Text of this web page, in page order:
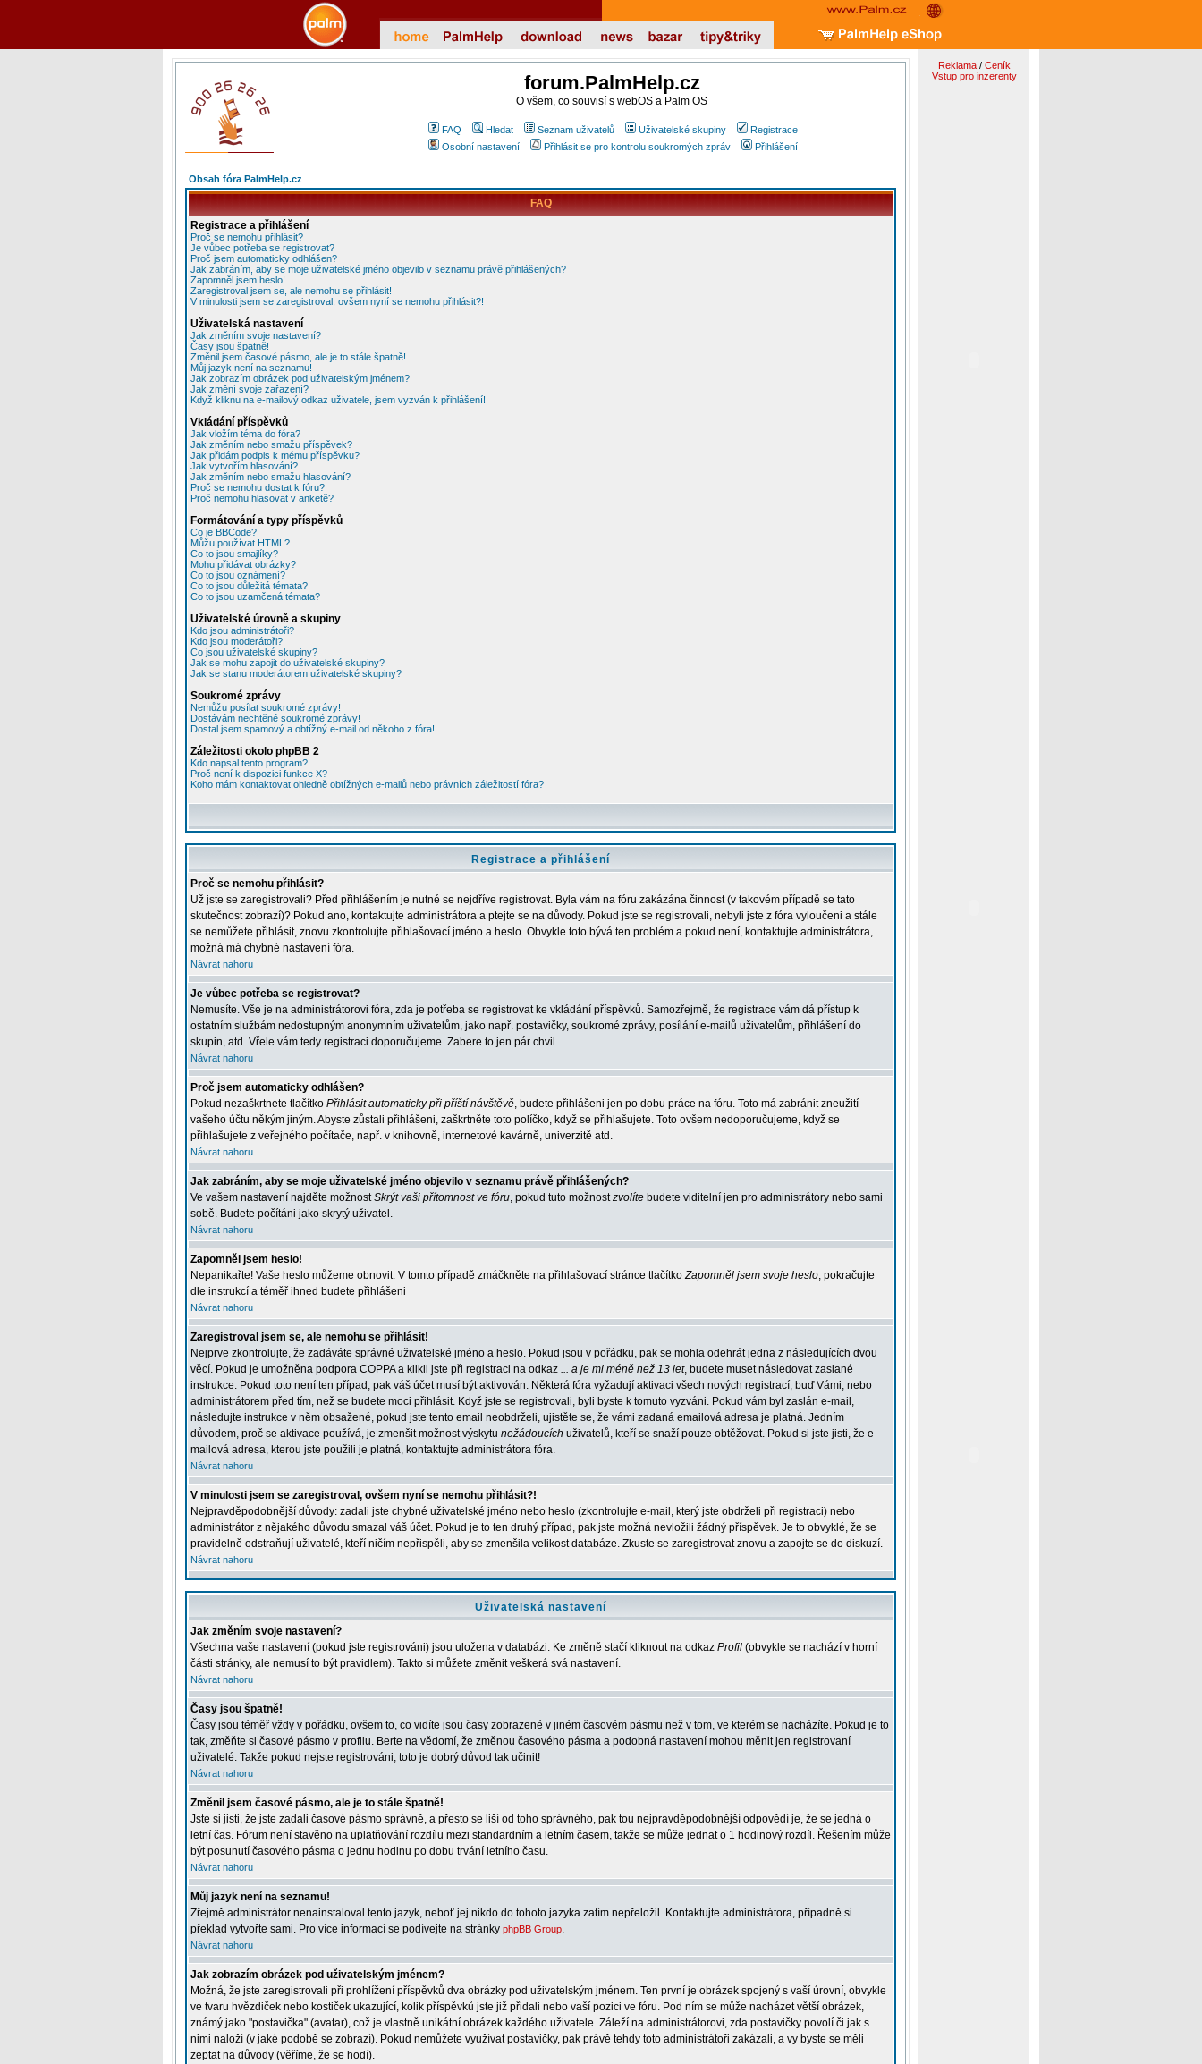
forum.PalmHelp.cz
O všem, co souvisí s webOS a Palm OS
FAQ Hledat Seznam uživatelů Uživatelské skupiny
Registrace
Osobní nastavení
Přihlásit se pro kontrolu soukromých zpráv Přihlášení
Obsah fóra PalmHelp.cz
FAQ
Registrace a přihlášení
Proč se nemohu přihlásit?
Je vůbec potřeba se registrovat?
Proč jsem automaticky odhlášen?
Jak zabráním, aby se moje uživatelské jméno objevilo v seznamu právě přihlášených?
Zapomněl jsem heslo!
Zaregistroval jsem se, ale nemohu se přihlásit!
V minulosti jsem se zaregistroval, ovšem nyní se nemohu přihlásit?!
Uživatelská nastavení
Jak změním svoje nastavení?
Časy jsou špatně!
Změnil jsem časové pásmo, ale je to stále špatně!
Můj jazyk není na seznamu!
Jak zobrazím obrázek pod uživatelským jménem?
Jak změní svoje zařazení?
Když kliknu na e-mailový odkaz uživatele, jsem vyzván k přihlášení!
Vkládání příspěvků
Jak vložím téma do fóra?
Jak změním nebo smažu příspěvek?
Jak přidám podpis k mému příspěvku?
Jak vytvořím hlasování?
Jak změním nebo smažu hlasování?
Proč se nemohu dostat k fóru?
Proč nemohu hlasovat v anketě?
Formátování a typy příspěvků
Co je BBCode?
Můžu používat HTML?
Co to jsou smajlíky?
Mohu přidávat obrázky?
Co to jsou oznámení?
Co to jsou důležitá témata?
Co to jsou uzamčená témata?
Uživatelské úrovně a skupiny
Kdo jsou administrátoři?
Kdo jsou moderátoři?
Co jsou uživatelské skupiny?
Jak se mohu zapojit do uživatelské skupiny?
Jak se stanu moderátorem uživatelské skupiny?
Soukromé zprávy
Nemůžu posílat soukromé zprávy!
Dostávám nechtěné soukromé zprávy!
Dostal jsem spamový a obtížný e-mail od někoho z fóra!
Záležitosti okolo phpBB 2
Kdo napsal tento program?
Proč není k dispozici funkce X?
Koho mám kontaktovat ohledně obtížných e-mailů nebo právních záležitostí fóra?
Registrace a přihlášení
Proč se nemohu přihlásit?
Už jste se zaregistrovali? Před přihlášením je nutné se nejdříve registrovat. Byla vám na fóru zakázána činnost (v takovém případě se tato
skutečnost zobrazí)? Pokud ano, kontaktujte administrátora a ptejte se na důvody. Pokud jste se registrovali, nebyli jste z fóra vyloučeni a stále
se nemůžete přihlásit, znovu zkontrolujte přihlašovací jméno a heslo. Obvykle toto bývá ten problém a pokud není, kontaktujte administrátora,
možná má chybné nastavení fóra.
Návrat nahoru
Je vůbec potřeba se registrovat?
Nemusíte. Vše je na administrátorovi fóra, zda je potřeba se registrovat ke vkládání příspěvků. Samozřejmě, že registrace vám dá přístup k
ostatním službám nedostupným anonymním uživatelům, jako např. postavičky, soukromé zprávy, posílání e-mailů uživatelům, přihlášení do
skupin, atd. Vřele vám tedy registraci doporučujeme. Zabere to jen pár chvil.
Návrat nahoru
Proč jsem automaticky odhlášen?
Pokud nezaškrtnete tlačítko Přihlásit automaticky při příští návštěvě, budete přihlášeni jen po dobu práce na fóru. Toto má zabránit zneužití
vašeho účtu někým jiným. Abyste zůstali přihlášeni, zaškrtněte toto políčko, když se přihlašujete. Toto ovšem nedoporučujeme, když se
přihlašujete z veřejného počítače, např. v knihovně, internetové kavárně, univerzitě atd.
Návrat nahoru
Jak zabráním, aby se moje uživatelské jméno objevilo v seznamu právě přihlášených?
Ve vašem nastavení najděte možnostSkrýt vaši přítomnost ve fóru, pokud tuto možnostzvolíte budete viditelní jen pro administrátory nebo sami
sobě. Budete počítáni jako skrytý uživatel.
Návrat nahoru
Zapomněl jsem heslo!
Nepanikařte! Vaše heslo můžeme obnovit. V tomto případě zmáčkněte na přihlašovací stránce tlačítkoZapomněl jsem svoje heslo, pokračujte
dle instrukcí a téměř ihned budete přihlášeni
Návrat nahoru
Zaregistroval jsem se, ale nemohu se přihlásit!
Nejprve zkontrolujte, že zadáváte správné uživatelské jméno a heslo. Pokud jsou v pořádku, pak se mohla odehrát jedna z následujících dvou
věcí. Pokud je umožněna podpora COPPA a klikli jste při registraci na odkaz ... a je mi méně než 13 let, budete muset následovat zaslané
instrukce. Pokud toto není ten případ, pak váš účet musí být aktivován. Některá fóra vyžadují aktivaci všech nových registrací, buď Vámi, nebo
administrátorem před tím, než se budete moci přihlásit. Když jste se registrovali, byli byste k tomuto vyzváni. Pokud vám byl zaslán e-mail,
následujte instrukce v něm obsažené, pokud jste tento email neobdrželi, ujistěte se, že vámi zadaná emailová adresa je platná. Jedním
důvodem, proč se aktivace používá, je zmenšit možnost výskytu nežádoucích uživatelů, kteří se snaží pouze obtěžovat. Pokud si jste jisti, že e-
mailová adresa, kterou jste použili je platná, kontaktujte administrátora fóra.
Návrat nahoru
V minulosti jsem se zaregistroval, ovšem nyní se nemohu přihlásit?!
Nejpravděpodobnější důvody: zadali jste chybné uživatelské jméno nebo heslo (zkontrolujte e-mail, který jste obdrželi při registraci) nebo
administrátor z nějakého důvodu smazal váš účet. Pokud je to ten druhý případ, pak jste možná nevložili žádný příspěvek. Je to obvyklé, že se
pravidelně odstraňují uživatelé, kteří ničím nepřispěli, aby se zmenšila velikost databáze. Zkuste se zaregistrovat znovu a zapojte se do diskuzí.
Návrat nahoru
Uživatelská nastavení
Jak změním svoje nastavení?
Všechna vaše nastavení (pokud jste registrováni) jsou uložena v databázi. Ke změně stačí kliknout na odkaz Profil (obvykle se nachází v horní
části stránky, ale nemusí to být pravidlem). Takto si můžete změnit veškerá svá nastavení.
Návrat nahoru
Časy jsou špatně!
Časy jsou téměř vždy v pořádku, ovšem to, co vidíte jsou časy zobrazené v jiném časovém pásmu než v tom, ve kterém se nacházíte. Pokud je to
tak, změňte si časové pásmo v profilu. Berte na vědomí, že změnou časového pásma a podobná nastavení mohou měnit jen registrovaní
uživatelé. Takže pokud nejste registrováni, toto je dobrý důvod tak učinit!
Návrat nahoru
Změnil jsem časové pásmo, ale je to stále špatně!
Jste si jisti, že jste zadali časové pásmo správně, a přesto se liší od toho správného, pak tou nejpravděpodobnější odpovědí je, že se jedná o
letní čas. Fórum není stavěno na uplatňování rozdílu mezi standardním a letním časem, takže se může jednat o 1 hodinový rozdíl. Řešením může
být posunutí časového pásma o jednu hodinu po dobu trvání letního času.
Návrat nahoru
Můj jazyk není na seznamu!
Zřejmě administrátor nenainstaloval tento jazyk, neboť jej nikdo do tohoto jazyka zatím nepřeložil. Kontaktujte administrátora, případně si
překlad vytvořte sami. Pro více informací se podívejte na stránky phpBB Group.
Návrat nahoru
Jak zobrazím obrázek pod uživatelským jménem?
Možná, že jste zaregistrovali při prohlížení příspěvků dva obrázky pod uživatelským jménem. Ten první je obrázek spojený s vaší úrovní, obvykle
ve tvaru hvězdiček nebo kostiček ukazující, kolik příspěvků jste již přidali nebo vaší pozici ve fóru. Pod ním se může nacházet větší obrázek,
známý jako "postavička" (avatar), což je vlastně unikátní obrázek každého uživatele. Záleží na administrátorovi, zda postavičky povolí či jak s
nimi naloží (v jaké podobě se zobrazí). Pokud nemůžete využívat postavičky, pak právě tehdy toto administrátoři zakázali, a vy byste se měli
zeptat na důvody (věříme, že se hodí).
Reklama/ Ceník
Vstup pro inzerenty